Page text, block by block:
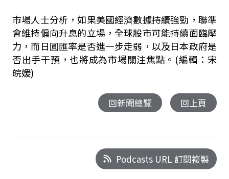
市場人士分析，如果美國經濟數據持續強勁，聯準
會維持偏向升息的立場，全球股市可能持續面臨壓
力，而日圓匯率是否進一步走弱，以及日本政府是
否出手干預，也將成為市場關注焦點。(編輯：宋
皖媛)
回新聞總覽 回上頁
Podcasts URL 訂閱複製